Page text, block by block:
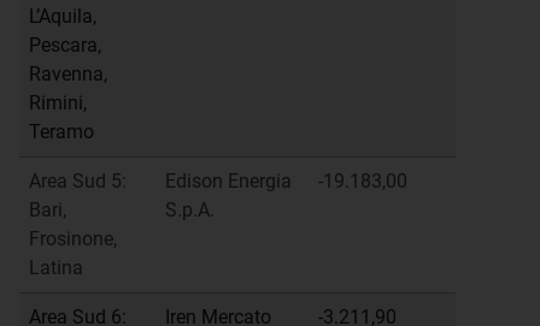
L’Aquila,
Pescara,
Ravenna,
Rimini,
Teramo
Area Sud 5:
Bari,
Frosinone,
Latina
Edison Energia
S.p.A.
-19.183,00
Area Sud 6:
Iren Mercato
-3.211,90